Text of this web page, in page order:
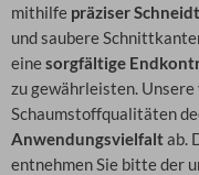
mithilfe präziser
und saubere
einesorgfältige
zu gewährleisten.
Schaumstoffqualitäten
Anwendungsvielfaltab.
entnehmen Sie bitte der